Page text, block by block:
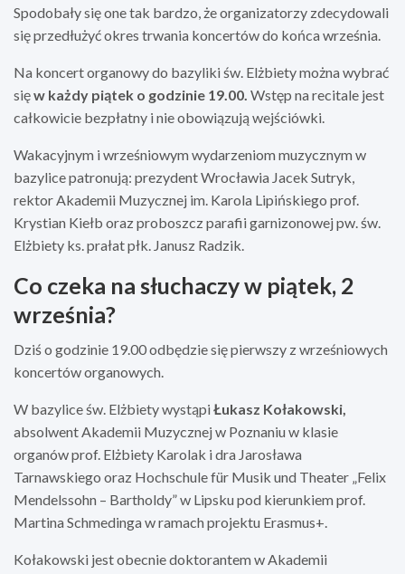
Spodobały się one tak bardzo, że organizatorzy zdecydowali
się przedłużyć okres trwania koncertów do końca września.
Na koncert organowy do bazyliki św. Elżbiety można wybrać
sięw każdy piątek o godzinie 19.00. Wstęp na recitale jest
całkowicie bezpłatny i nie obowiązują wejściówki.
Wakacyjnym i wrześniowym wydarzeniom muzycznym w
bazylice patronują: prezydent Wrocławia Jacek Sutryk,
rektor Akademii Muzycznej im. Karola Lipińskiego prof.
Krystian Kiełb oraz proboszcz parafii garnizonowej pw. św.
Elżbiety ks. prałat płk. Janusz Radzik.
Co czeka na słuchaczy w piątek, 2
września?
Dziś o godzinie 19.00 odbędzie się pierwszy z wrześniowych
koncertów organowych.
W bazylice św. Elżbiety wystąpiŁukasz Kołakowski,
absolwent Akademii Muzycznej w Poznaniuw klasie
organów prof. Elżbiety Karolak i dra Jarosława
Tarnawskiego oraz Hochschule für Musik und Theater „Felix
Mendelssohn – Bartholdy” w Lipsku pod kierunkiem prof.
Martina Schmedinga w ramach projektu Erasmus+.
Kołakowski jest obecnie doktorantem w Akademii